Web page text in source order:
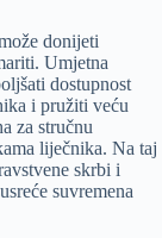
donijeti
Umjetna
dostupnost
i pružiti veću
za stručnu
liječnika. Na taj
skrbi i
suvremena